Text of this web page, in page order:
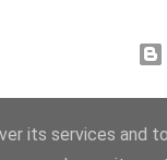
its services and